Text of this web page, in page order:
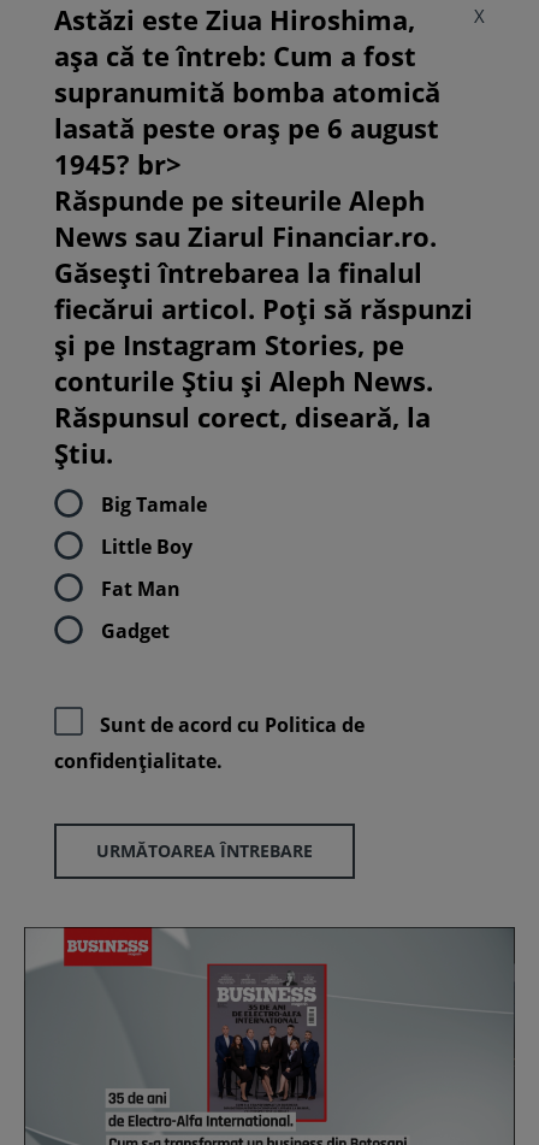
X
Astăzi este Ziua Hiroshima,
așa că te întreb: Cum a fost
supranumită bomba atomică
lasată peste oraș pe 6 august
1945? br>
Răspunde pe siteurile Aleph
News sau Ziarul Financiar.ro.
Găsești întrebarea la finalul
fiecărui articol. Poți să răspunzi
și pe Instagram Stories, pe
conturile Știu și Aleph News.
Răspunsul corect, diseară, la
Știu.
Big Tamale
Little Boy
Fat Man
Gadget
Sunt de acord cu Politica de
confidenţialitate.
URMĂTOAREA ÎNTREBARE